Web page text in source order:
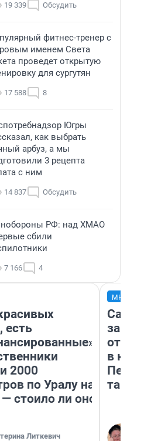
19 339 Обсудить
фитнес-тренер с
именем Света
проведет открытую
для сургутян
17 588 8
Югры
как выбрать
арбуз, а мы
3 рецепта
с ним
14 837 Обсудить
РФ: над ХМАО
сбили
7 166 4
есть
2000
по Уралу на
стоило ли оно
Литкевич
в
там